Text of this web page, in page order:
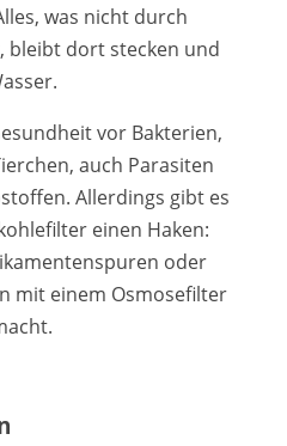
was nicht durch
bleibt dort stecken und
vor Bakterien,
auch Parasiten
Allerdings gibt es
einen Haken:
oder
mit einem Osmosefilter